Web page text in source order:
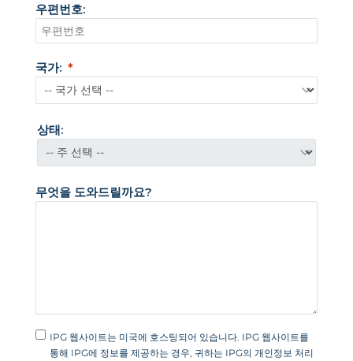
+
1
우편번호:
국가:
상태:
무엇을 도와드릴까요?
IPG 웹사이트는 미국에 호스팅되어 있습니다. IPG 웹사이트를
통해 IPG에 정보를 제공하는 경우, 귀하는 IPG의 개인정보 처리